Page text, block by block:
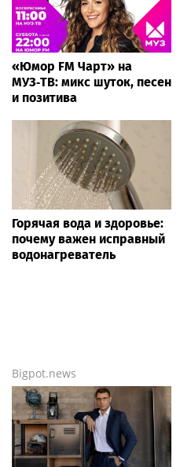
«Юмор FM Чарт» на
МУЗ‑ТВ: микс шуток, песен
и позитива
Горячая вода и здоровье:
почему важен исправный
водонагреватель
Bigpot.news